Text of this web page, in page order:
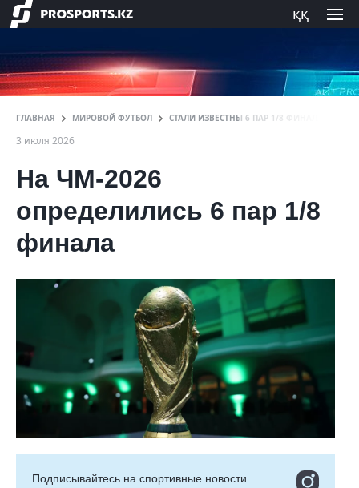
ққ
ГЛАВНАЯ МИРОВОЙ ФУТБОЛ СТАЛИ ИЗВЕСТНЫ 6 ПАР 1/8 ФИНАЛА ЧМ-
3 июля 2026
На ЧМ-2026
определились 6 пар 1/8
финала
Подписывайтесь на cпортивные новости